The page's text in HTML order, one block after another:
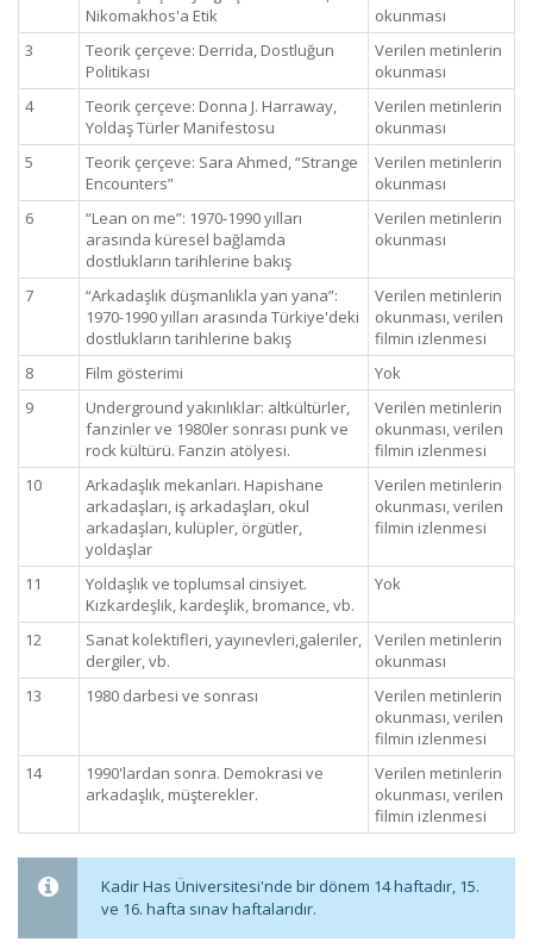
Nikomakhos'a Etik
okunması
3
Teorik çerçeve: Derrida, Dostluğun
Politikası
Verilen metinlerin
okunması
4
Teorik çerçeve: Donna J. Harraway,
Yoldaş Türler Manifestosu
Verilen metinlerin
okunması
5
Teorik çerçeve: Sara Ahmed, “Strange
Encounters”
Verilen metinlerin
okunması
6
“Lean on me”: 1970-1990 yılları
arasında küresel bağlamda
dostlukların tarihlerine bakış
Verilen metinlerin
okunması
7
“Arkadaşlık düşmanlıkla yan yana”:
1970-1990 yılları arasında Türkiye'deki
dostlukların tarihlerine bakış
Verilen metinlerin
okunması, verilen
filmin izlenmesi
8
Film gösterimi
Yok
9
Underground yakınlıklar: altkültürler,
fanzinler ve 1980ler sonrası punk ve
rock kültürü. Fanzin atölyesi.
Verilen metinlerin
okunması, verilen
filmin izlenmesi
10
Arkadaşlık mekanları. Hapishane
arkadaşları, iş arkadaşları, okul
arkadaşları, kulüpler, örgütler,
yoldaşlar
Verilen metinlerin
okunması, verilen
filmin izlenmesi
11
Yoldaşlık ve toplumsal cinsiyet.
Kızkardeşlik, kardeşlik, bromance, vb.
Yok
12
Sanat kolektifleri, yayınevleri,galeriler,
dergiler, vb.
Verilen metinlerin
okunması
13
1980 darbesi ve sonrası
Verilen metinlerin
okunması, verilen
filmin izlenmesi
14
1990'lardan sonra. Demokrasi ve
arkadaşlık, müşterekler.
Verilen metinlerin
okunması, verilen
filmin izlenmesi
Kadir Has Üniversitesi'nde bir dönem 14 haftadır, 15.
ve 16. hafta sınav haftalarıdır.